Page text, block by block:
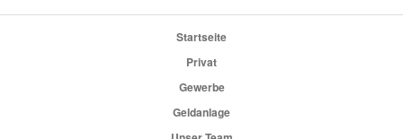
Startseite
Privat
Gewerbe
Geldanlage